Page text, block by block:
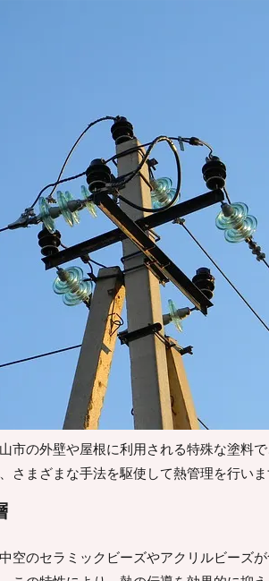
市の外壁や屋根に利用される特殊な塗料
さまざまな手法を駆使して熱管理を行いま
空のセラミックビーズやアクリルビーズ